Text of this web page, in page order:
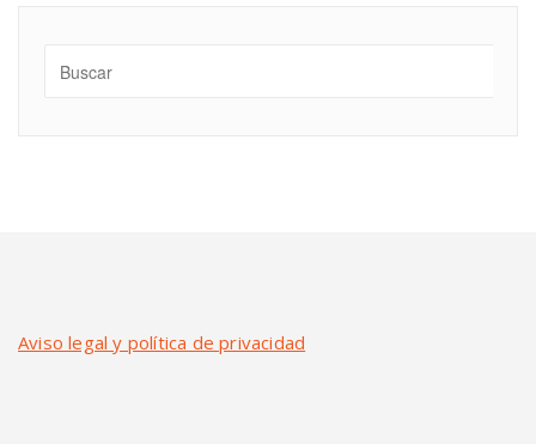
Aviso legal y política de privacidad